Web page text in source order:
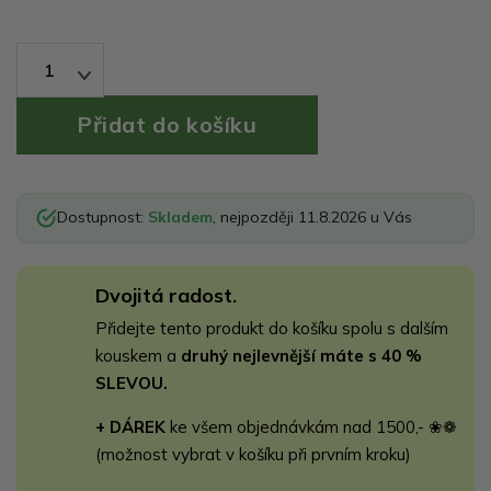
1
Dostupnost: Skladem, nejpozději 11.8.2026 u Vás
Dvojitá radost.
Přidejte tento produkt do košíku spolu s dalším
kouskem a druhý nejlevnější máte s 40 %
SLEVOU.
+ DÁREK ke všem objednávkám nad 1500,- ❀❁
(možnost vybrat v košíku při prvním kroku)